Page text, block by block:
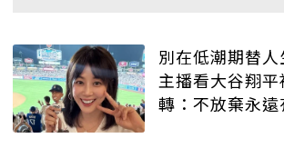
別在低潮期替
主播看大谷翔
轉：不放棄永